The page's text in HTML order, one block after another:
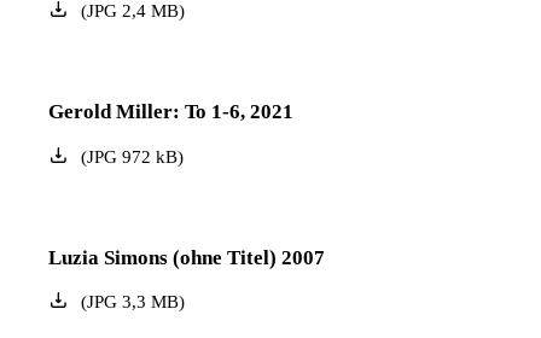
(JPG2,4 MB)
Gerold Miller: To 1-6, 2021
(JPG972 kB)
Luzia Simons (ohne Titel) 2007
(JPG3,3 MB)